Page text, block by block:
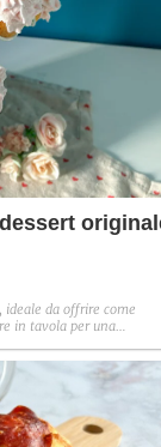
ideale da offrire come
in tavola per una